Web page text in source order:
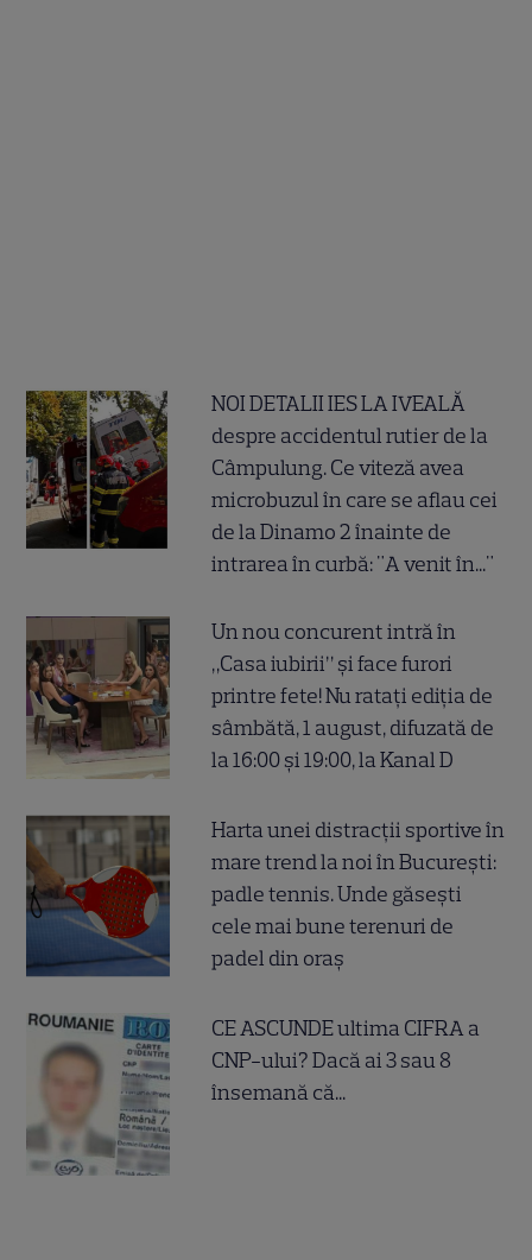
NOI DETALII IES LA IVEALĂ
despre accidentul rutier de la
Câmpulung. Ce viteză avea
microbuzul în care se aflau cei
de la Dinamo 2 înainte de
intrarea în curbă: "A venit în..."
Un nou concurent intră în
„Casa iubirii” și face furori
printre fete! Nu ratați ediția de
sâmbătă, 1 august, difuzată de
la 16:00 și 19:00, la Kanal D
Harta unei distracții sportive în
mare trend la noi în București:
padle tennis. Unde găsești
cele mai bune terenuri de
padel din oraș
CE ASCUNDE ultima CIFRA a
CNP-ului? Dacă ai 3 sau 8
însemană că...